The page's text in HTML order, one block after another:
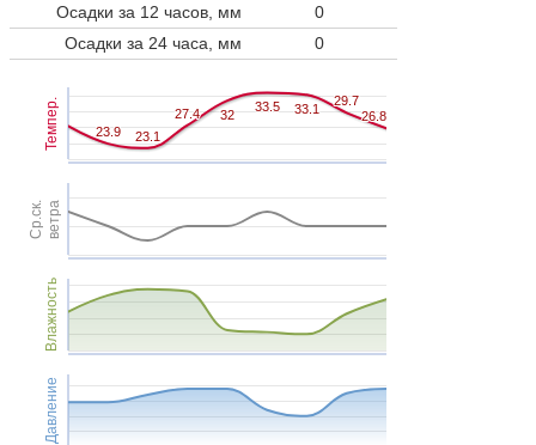
Осадки за 12 часов, мм
0
Осадки за 24 часа, мм
0
Темпер.
Ср.ск.ветра
Влажность
Давление
23.9
23.9 23.1
23.1
27.4
27.4 32
32
33.5
33.5 33.1
33.1
29.7
29.7
26.8
26.8